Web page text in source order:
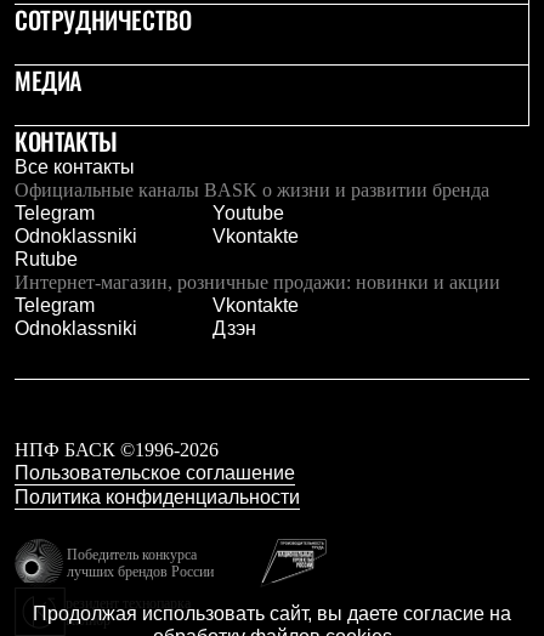
СОТРУДНИЧЕСТВО
МЕДИА
КОНТАКТЫ
Все контакты
Официальные каналы BASK о жизни и развитии бренда
Telegram
Youtube
Odnoklassniki
Vkontakte
Rutube
Интернет-магазин, розничные продажи: новинки и акции
Telegram
Vkontakte
Odnoklassniki
Дзэн
НПФ БАСК ©1996-2026
Пользовательское соглашение
Политика конфиденциальности
Победитель конкурса
лучших брендов России
Калибр
Продолжая использовать сайт, вы даете согласие на